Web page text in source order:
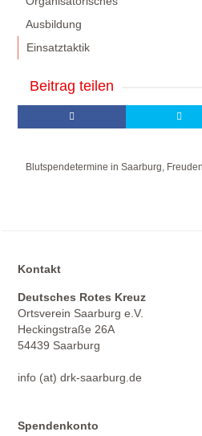
Ausbildung
Einsatztaktik
Beitrag teilen
Blutspendetermine in Saarburg,
Kontakt
Deutsches Rotes Kreuz
Ortsverein Saarburg e.V.
Heckingstraße 26A
54439 Saarburg
info (at) drk-saarburg.de
Spendenkonto